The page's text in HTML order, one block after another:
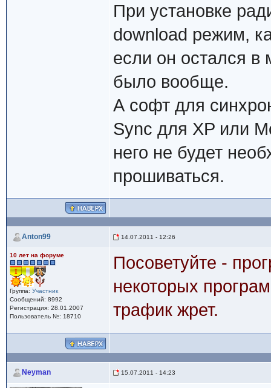
При установке
download режим,
если он остался в
было вообще.
А софт для
Sync для XP или
него не будет
прошиваться.
Anton99 14.07.2011 - 12:26
10 лет на форуме
Группа: Участник
Сообщений: 8992
Регистрация: 28.01.2007
Пользователь №: 18710
Посоветуйте -
некоторых
трафик жрет.
Neyman 15.07.2011 - 14:23